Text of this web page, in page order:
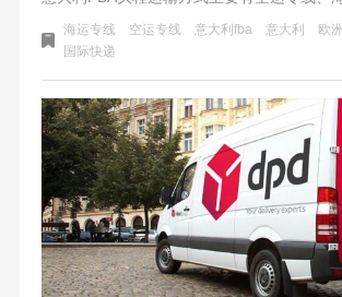
快递。空运专线适合轻量货物，时效快；海
货物，费用低但时间较长；国际快递费用高
择国际快递作为头程运输的优势是无需预约
入仓效率。快递直发适用于紧急少量补货，
天。以上是关于意大利FBA仓库地址的介绍。
海运专线 空运专线 意大利fba 意大利
欧
国际快递